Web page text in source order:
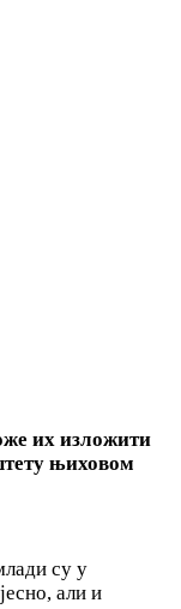
их изложити
њиховом
су у
али и